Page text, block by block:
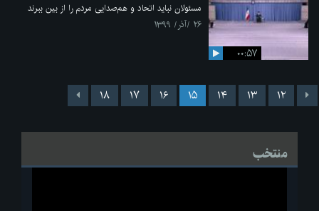
۰۰:۵۷
مسئولان نباید اتحاد و هم‌صدایی مردم را از بین ببرند
۲۶ /آذر/ ۱۳۹۹
۱۲ ۱۳ ۱۴ ۱۵ ۱۶ ۱۷ ۱۸
منتخب